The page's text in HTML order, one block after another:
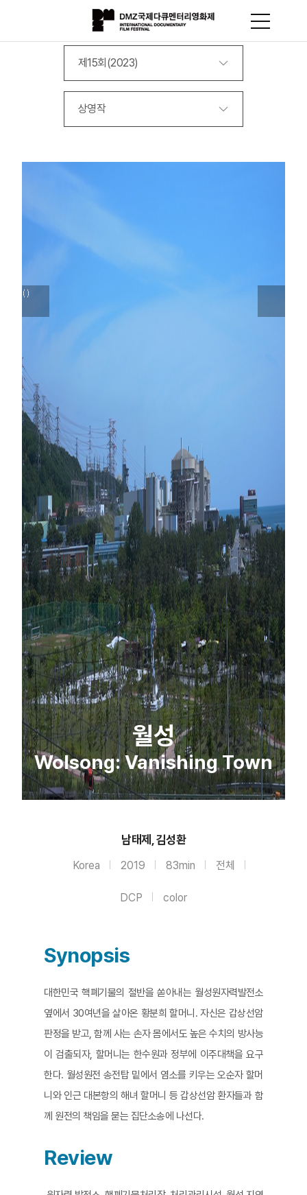
제15회(2023)
상영작
월성
Wolsong: Vanishing Town
남태제, 김성환
Korea 2019 83min 전체
DCP color
Synopsis
대한민국 핵폐기물의 절반을 쏟아내는 월성원자력발전소
옆에서 30여년을 살아온 황분희 할머니. 자신은 갑상선암
판정을 받고, 함께 사는 손자 몸에서도 높은 수치의 방사능
이 검출되자, 할머니는 한수원과 정부에 이주대책을 요구
한다. 월성원전 송전탑 밑에서 염소를 키우는 오순자 할머
니와 인근 대본항의 해녀 할머니 등 갑상선암 환자들과 함
께 원전의 책임을 묻는 집단소송에 나선다.
Review